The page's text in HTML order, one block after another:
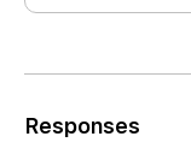
Responses